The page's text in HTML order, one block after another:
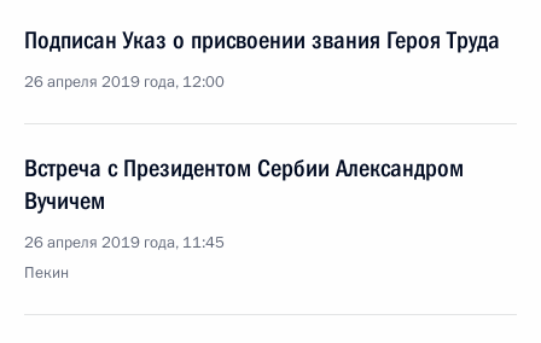
Подписан Указ о присвоении звания Героя Труда
26 апреля 2019 года, 12:00
Встреча с Президентом Сербии Александром
Вучичем
26 апреля 2019 года, 11:45
Пекин